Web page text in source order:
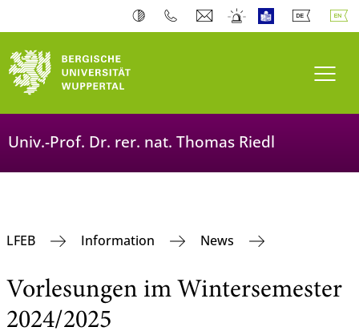
Univ.-Prof. Dr. rer. nat. Thomas Riedl
LFEB Information News
Vorlesungen im Wintersemester
2024/2025